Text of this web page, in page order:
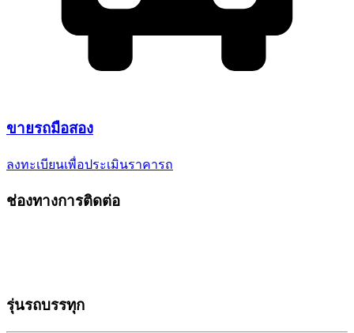
ขายรถมือสอง
ลงทะเบียนเพื่อประเมินราคารถ
ช่องทางการติดต่อ
รุ่นรถบรรทุก